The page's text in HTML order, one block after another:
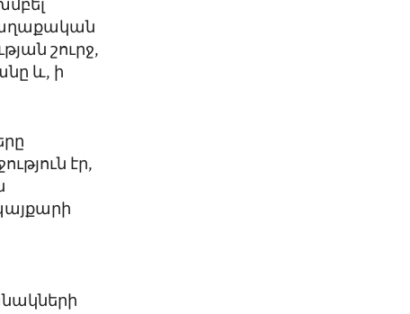
շուրջ,
և, ի
էր,